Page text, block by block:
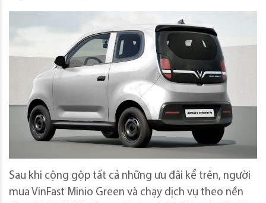
Sau khi cộng gộp tất cả những ưu đãi kể trên, người
mua VinFast Minio Green và chạy dịch vụ theo nền